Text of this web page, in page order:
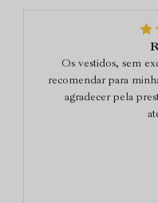
Os vestidos, sem
recomendar para
agradecer pela